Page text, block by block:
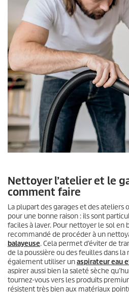
Nettoyer l’atelier et le
comment faire
La plupart des garages et des ateliers
pour une bonne raison : ils sont
faciles à laver. Pour nettoyer le sol en
recommandé de procéder à un
balayeuse. Cela permet d’éviter de
de la poussière ou des feuilles dans la
également utiliser unaspirateur eau
aspirer aussi bien la saleté sèche
tournez-vous vers les produits
résistent très bien aux matériaux